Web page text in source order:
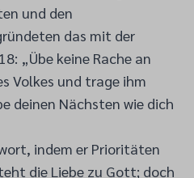
und den
das mit der
„Übe keine Rache an
Volkes und trage ihm
deinen Nächsten wie dich
indem er Prioritäten
die Liebe zu Gott; doch